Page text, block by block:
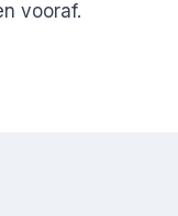
vooraf.